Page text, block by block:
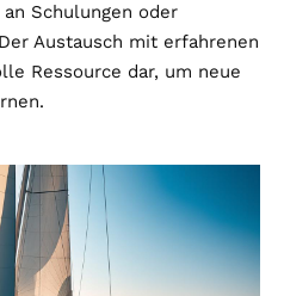
Schulungen oder
Austausch mit erfahrenen
Ressource dar, um neue